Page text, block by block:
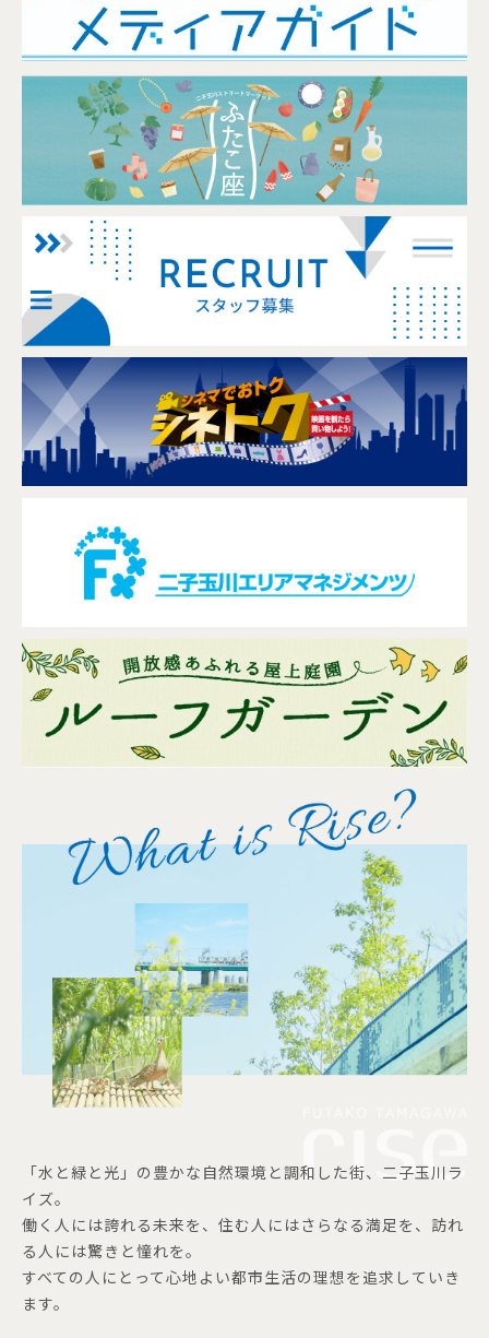
「水と緑と光」の豊かな自然環境と調和した街、二子玉川ラ
イズ。
働く人には誇れる未来を、住む人にはさらなる満足を、訪れ
る人には驚きと憧れを。
すべての人にとって心地よい都市生活の理想を追求していき
ます。